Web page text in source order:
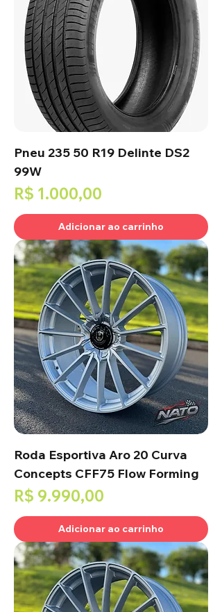
Pneu 235 50 R19 Delinte DS2
99W
Preço
R$ 1.000,00
Adicionar ao carrinho
Roda Esportiva Aro 20 Curva
Concepts CFF75 Flow Forming
Preço
R$ 9.990,00
Adicionar ao carrinho